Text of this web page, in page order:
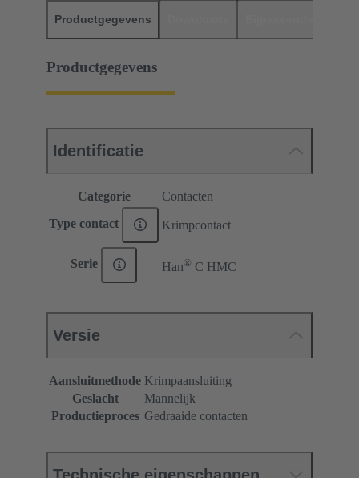
Productgegevens
Productgegevens
Identificatie
Categorie Contacten
Type contact Krimpcontact
Serie Han® C HMC
Versie
Aansluitmethode Krimpaansluiting
Geslacht
Mannelijk
Productieproces Gedraaide contacten
Technische eigenschappen